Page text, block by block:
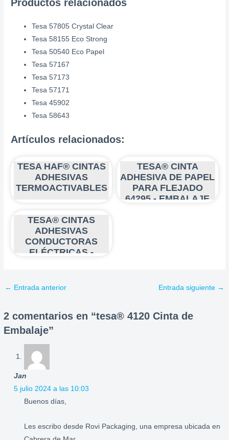
Productos relacionados
Tesa 57805 Crystal Clear
Tesa 58155 Eco Strong
Tesa 50540 Eco Papel
Tesa 57167
Tesa 57173
Tesa 57171
Tesa 45902
Tesa 58643
Artículos relacionados:
TESA HAF® CINTAS
ADHESIVAS
TERMOACTIVABLES
TESA® CINTA
ADHESIVA DE PAPEL
PARA FLEJADO
64295 - EMBALAJE
TESA® CINTAS
ADHESIVAS
CONDUCTORAS
ELÉCTRICAS -
ELECTRÓNICA
← Entrada anterior Entrada siguiente →
2 comentarios en “tesa® 4120 Cinta de
Embalaje”
Jan
5 julio 2024 a las 10:03
Buenos días,
Les escribo desde Rovi Packaging, una empresa ubicada en